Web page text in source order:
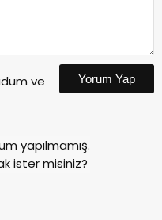
ve
Yorum Yap
yapılmamış.
ister misiniz?